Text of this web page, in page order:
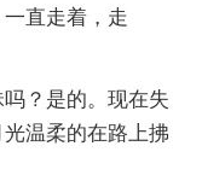
直走着，走
？是的。现在失
温柔的在路上拂